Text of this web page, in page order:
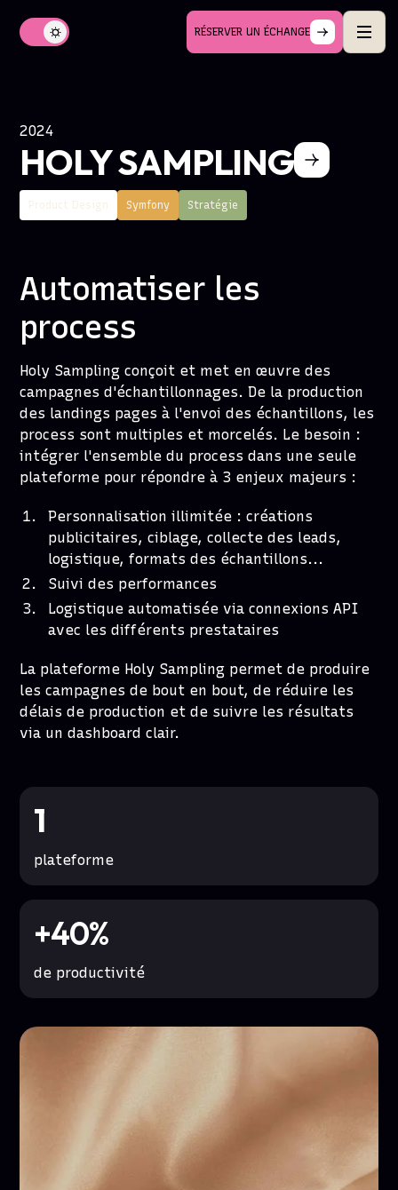
RÉSERVER UN ÉCHANGE
2024
HOLY SAMPLING
Symfony Stratégie
Automatiser les
process
Holy Sampling conçoit et met en œuvre des
campagnes d'échantillonnages. De la production
des landings pages à l'envoi des échantillons, les
process sont multiples et morcelés. Le besoin :
intégrer l'ensemble du process dans une seule
plateforme pour répondre à 3 enjeux majeurs :
Personnalisation illimitée : créations
publicitaires, ciblage, collecte des leads,
logistique, formats des échantillons...
Suivi des performances
Logistique automatisée via connexions API
avec les différents prestataires
La plateforme Holy Sampling permet de produire
les campagnes de bout en bout, de réduire les
délais de production et de suivre les résultats
via un dashboard clair.
1
plateforme
+40%
de productivité